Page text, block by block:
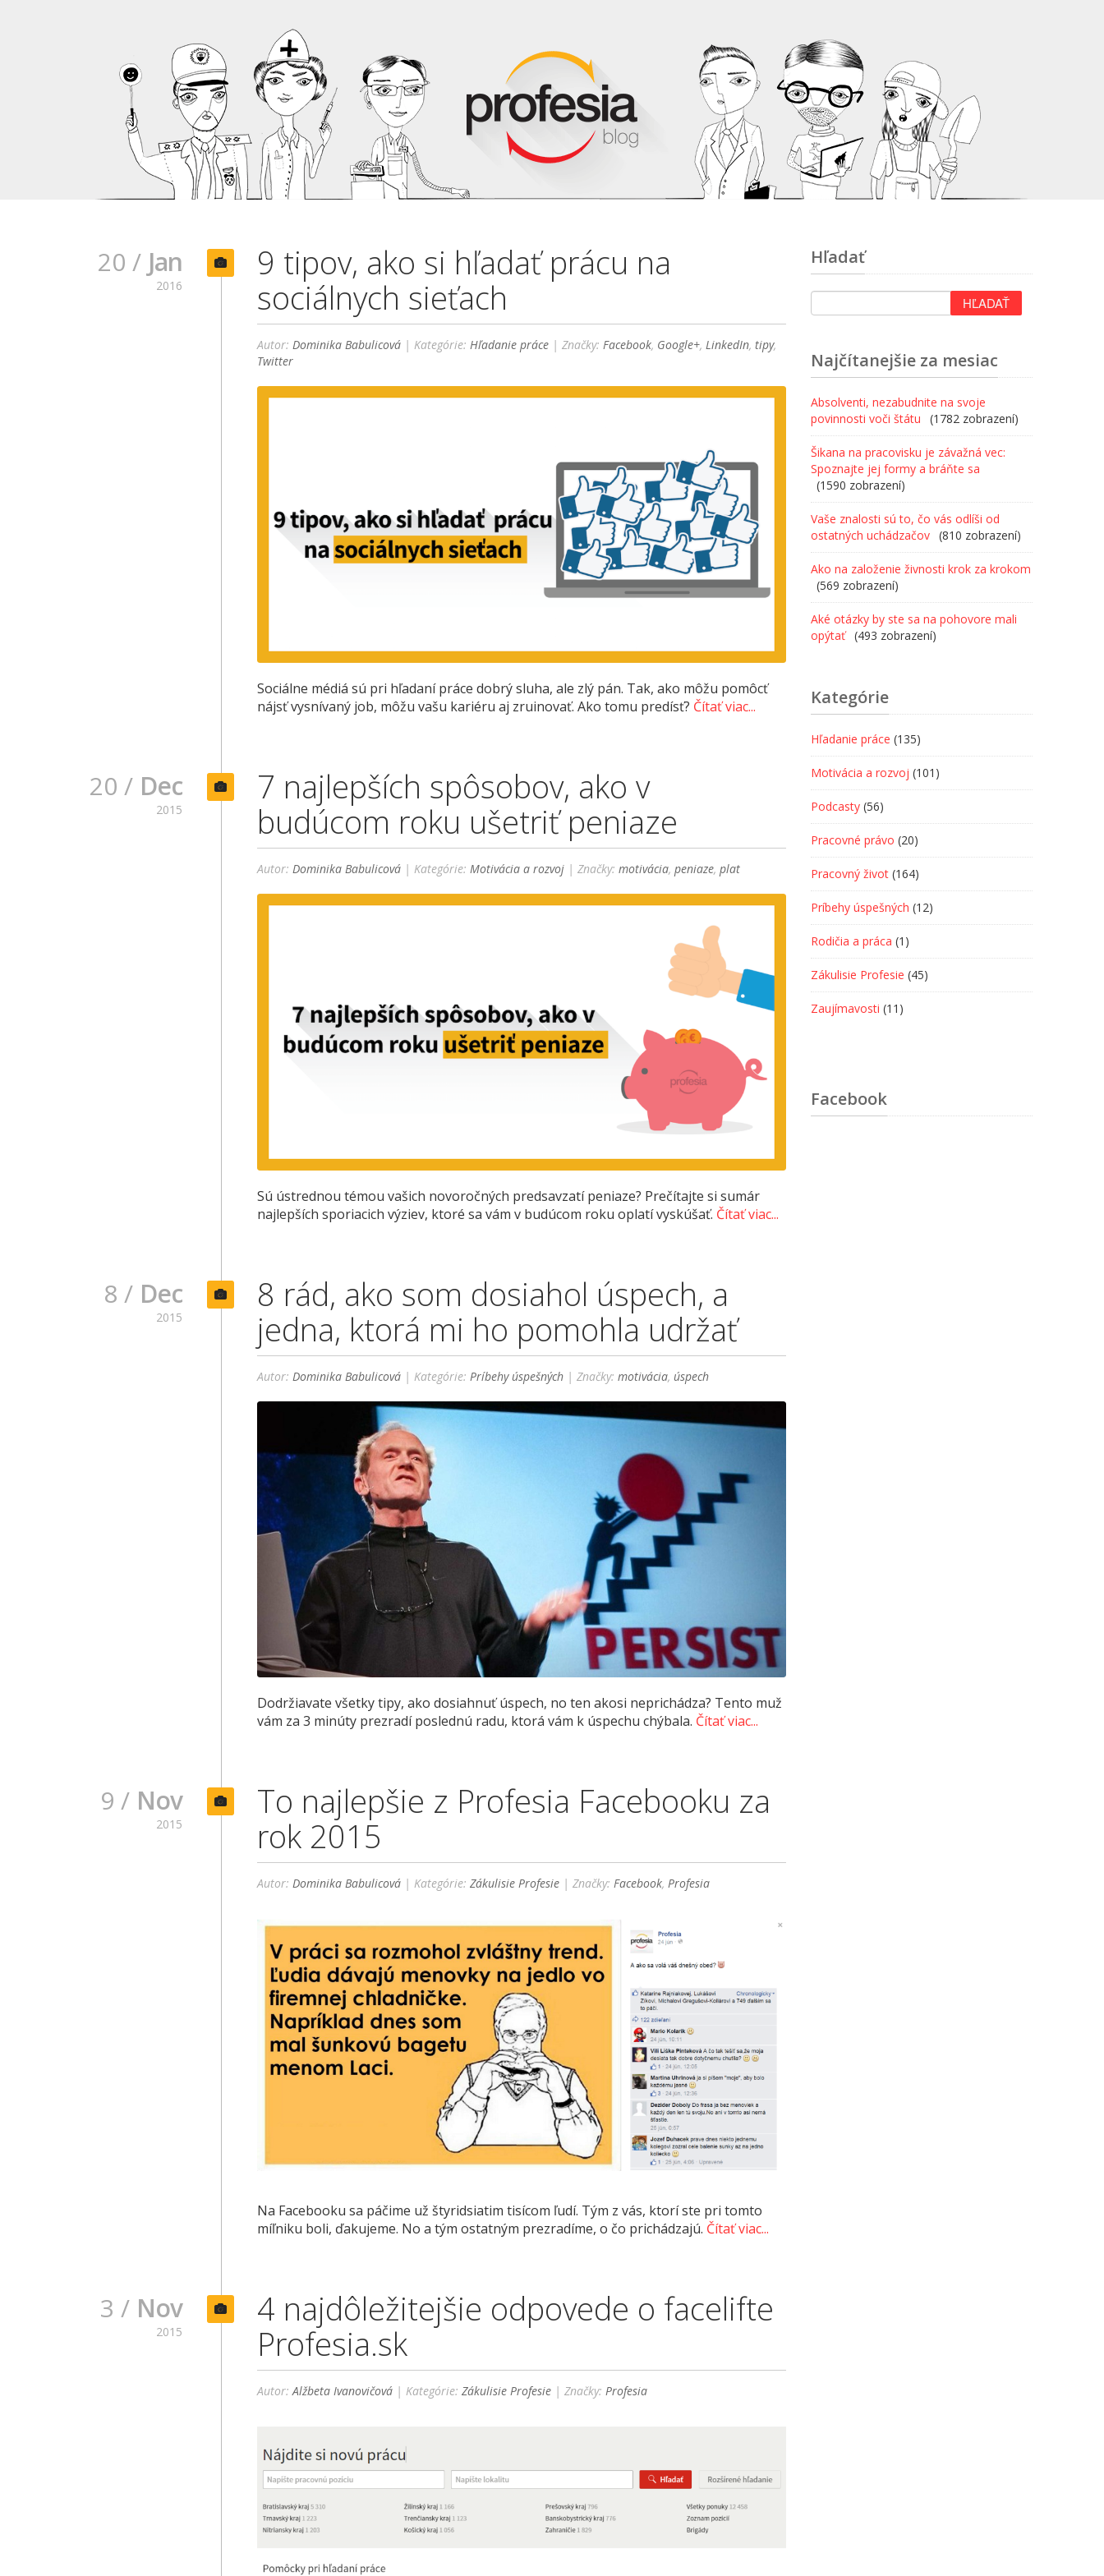
20 / Jan
2016
9 tipov, ako si hľadať prácu na
sociálnych sieťach
Autor:Dominika Babulicová | Kategórie:Hľadanie práce | Značky:Facebook, Google+,LinkedIn,tipy,
Twitter
Sociálne médiá sú pri hľadaní práce dobrý sluha, ale zlý pán. Tak, ako môžu pomôcť
nájsť vysnívaný job, môžu vašu kariéru aj zruinovať. Ako tomu predísť? Čítať viac...
20 / Dec
2015
7 najlepších spôsobov, ako v
budúcom roku ušetriť peniaze
Autor:Dominika Babulicová | Kategórie:Motivácia a rozvoj | Značky:motivácia,peniaze,plat
Sú ústrednou témou vašich novoročných predsavzatí peniaze? Prečítajte si sumár
najlepších sporiacich výziev, ktoré sa vám v budúcom roku oplatí vyskúšať. Čítať viac...
8 / Dec
2015
8 rád, ako som dosiahol úspech, a
jedna, ktorá mi ho pomohla udržať
Autor:Dominika Babulicová | Kategórie:Príbehy úspešných | Značky:motivácia,úspech
Dodržiavate všetky tipy, ako dosiahnuť úspech, no ten akosi neprichádza? Tento muž
vám za 3 minúty prezradí poslednú radu, ktorá vám k úspechu chýbala. Čítať viac...
9 / Nov
2015
To najlepšie z Profesia Facebooku za
rok 2015
Autor:Dominika Babulicová | Kategórie:Zákulisie Profesie | Značky:Facebook,Profesia
Na Facebooku sa páčime už štyridsiatim tisícom ľudí. Tým z vás, ktorí ste pri tomto
míľniku boli, ďakujeme. No a tým ostatným prezradíme, o čo prichádzajú. Čítať viac...
3 / Nov
2015
4 najdôležitejšie odpovede o facelifte
Profesia.sk
Autor:Alžbeta Ivanovičová | Kategórie:Zákulisie Profesie | Značky: Profesia
Hľadať
Najčítanejšie za mesiac
Absolventi, nezabudnite na svoje
povinnosti voči štátu
(1782 zobrazení)
Šikana na pracovisku je závažná vec:
Spoznajte jej formy a bráňte sa
(1590 zobrazení)
Vaše znalosti sú to, čo vás odlíši od
ostatných uchádzačov (810 zobrazení)
Ako na založenie živnosti krok za krokom
(569 zobrazení)
Aké otázky by ste sa na pohovore mali
opýtať (493 zobrazení)
Kategórie
Hľadanie práce (135)
Motivácia a rozvoj (101)
Podcasty (56)
Pracovné právo (20)
Pracovný život (164)
Príbehy úspešných (12)
Rodičia a práca (1)
Zákulisie Profesie (45)
Zaujímavosti (11)
Facebook